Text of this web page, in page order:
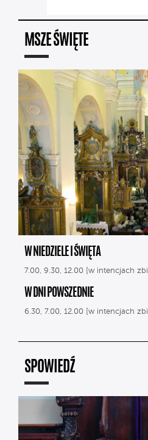
MSZE ŚWIĘTE
W NIEDZIELE I ŚWIĘTA
7.00, 9.30, 12.00 [w intencjach
W DNI POWSZEDNIE
6.30, 7.00, 12.00 [w intencjach
SPOWIEDŹ